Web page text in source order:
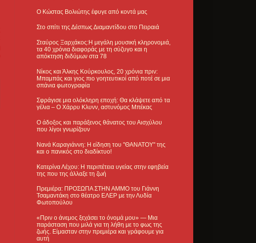
Ο Κώστας Βολιώτης έφυγε από κοντά μας
Στο σπίτι της Δέσπως Διαμαντίδου στο Πειραιά
Σταύρος Ξαρχάκος:Η μεγάλη μουσική κληρονομιά,
τα 40 χρόνια διαφοράς με τη σύζυγο και η
απόκτηση διδύμων στα 78
Νίκος και Άλκης Κούρκουλος, 20 χρόνια πριν:
Μπαμπάς και γιος πιο γοητευτικοί από ποτέ σε μια
σπάνια φωτογραφία
Σφράγισε μια ολόκληρη εποχή: Θα κλάψετε από τα
γέλια – Ο Χάρρυ Κλυνν, αστυνόμος Μπέκας
Ο άδοξος και παράξενος θάνατος του Αισχύλου
που λίγοι γνωρίζουν
Νανά Καραγιάννη: Η είδηση του "ΘΑΝΑΤΟΥ" της
και ο πανικός στο διαδίκτυο!
Κατερίνα Λέχου: Η περιπέτεια υγείας στην εφηβεία
της που της άλλαξε τη ζωή
Πρεμιέρα: ΠΡΟΣΩΠΑ ΣΤΗΝ ΑΜΜΟ του Γιάννη
Τσαμαντάκη στο θέατρο ΕΛΕΡ με την Λυδία
Φωτοπούλου
«Πριν ο άνεμος ξεχάσει το όνομά μου» — Μια
παράσταση που μιλά για τη λήθη με το φως της
ζωής. Είμασταν στην πρεμιέρα και γράφουμε για
αυτή